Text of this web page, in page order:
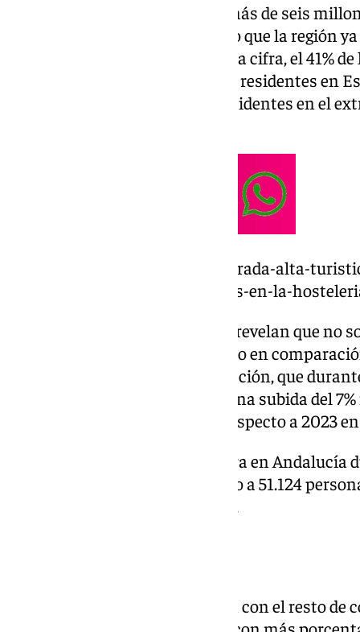
Este porcentaje se traduce en más de seis
concretamente 6.080.583, por lo que la región
crecimiento. Si destripamos esta cifra, el 41%
2.493.093, fueron realizadas por residentes en
restante ha correspondido a residentes en el
https://www.101tv.es/la-temporada-alta-
con-110-000-empleados-al-mes-en-la-
Los datos aportados por el INE revelan que no
las que presentaron un aumento en
la tarifa media diaria por habitación, que
en 124,13 euros, lo que supone una subida del
los precios subieron un 6,31% respecto a 2023
Asimismo, la ocupación hotelera en Andalucía
alcanzó el 62,85%, dando empleo a 51.124
incremento del 3,6% interanual.
Si realizamos una comparación con el resto